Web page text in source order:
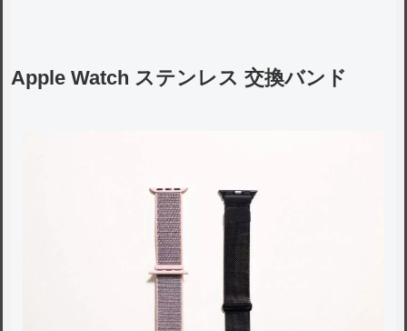
Apple Watch ステンレス 交換バンド